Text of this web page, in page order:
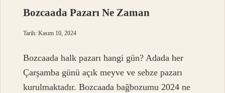
Bozcaada Pazarı Ne Zaman
Tarih: Kasım 10, 2024
Bozcaada halk pazarı hangi gün? Adada her
Çarşamba günü açık meyve ve sebze pazarı
kurulmaktadır. Bozcaada bağbozumu 2024 ne